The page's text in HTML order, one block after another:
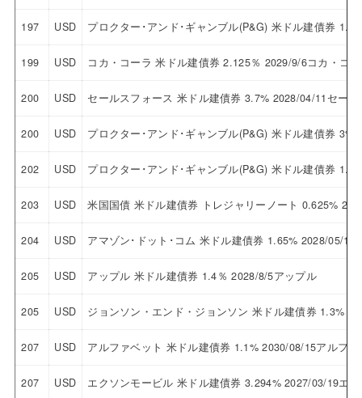
197 USD プロクター･アンド･ギャンブル(P&G) 米ドル建債券
199 USD コカ・コーラ 米ドル建債券 2.125％ 2029/9/6コカ・コ
200 USD セールスフォース 米ドル建債券 3.7% 2028/04/11セー
200 USD プロクター･アンド･ギャンブル(P&G) 米ドル建債券
202 USD プロクター･アンド･ギャンブル(P&G) 米ドル建債券
203 USD 米国国債 米ドル建債券 トレジャリーノート 0.625%
204 USD アマゾン･ドット･コム 米ドル建債券 1.65% 2028/05/12
205 USD アップル 米ドル建債券 1.4％ 2028/8/5アップル
205 USD ジョンソン・エンド・ジョンソン 米ドル建債券 1.3%
207 USD アルファベット 米ドル建債券 1.1% 2030/08/15アルファ
207 USD エクソンモービル 米ドル建債券 3.294% 2027/03/19エ